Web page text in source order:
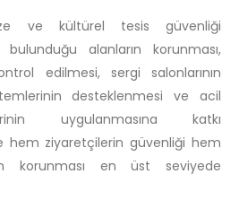
ve kültürel tesis güvenliği
alanların korunması,
edilmesi, sergi salonlarının
desteklenmesi ve acil
uygulanmasına katkı
hem ziyaretçilerin güvenliği hem
korunması en üst seviyede